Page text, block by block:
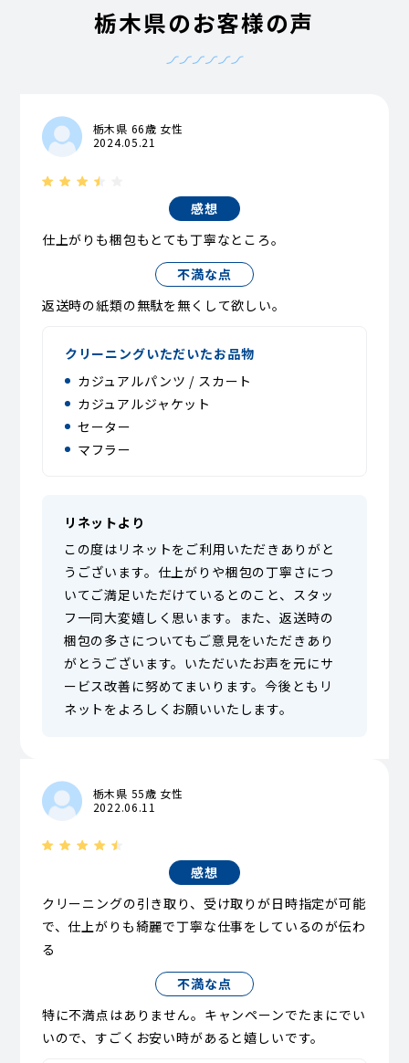
栃木県のお客様の声
栃木県 66歳 女性
2024.05.21
感想
仕上がりも梱包もとても丁寧なところ。
不満な点
返送時の紙類の無駄を無くして欲しい。
クリーニングいただいたお品物
カジュアルパンツ / スカート
カジュアルジャケット
セーター
マフラー
リネットより
この度はリネットをご利用いただきありがと
うございます。仕上がりや梱包の丁寧さにつ
いてご満足いただけているとのこと、スタッ
フ一同大変嬉しく思います。また、返送時の
梱包の多さについてもご意見をいただきあり
がとうございます。いただいたお声を元にサ
ービス改善に努めてまいります。今後ともリ
ネットをよろしくお願いいたします。
栃木県 55歳 女性
2022.06.11
感想
クリーニングの引き取り、受け取りが日時指定が可能
で、仕上がりも綺麗で丁寧な仕事をしているのが伝わ
る
不満な点
特に不満点はありません。キャンペーンでたまにでい
いので、すごくお安い時があると嬉しいです。